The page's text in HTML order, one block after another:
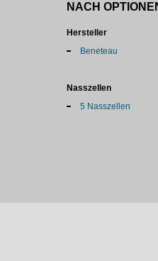
NACH
Hersteller
Beneteau
Nasszellen
5 Nasszellen